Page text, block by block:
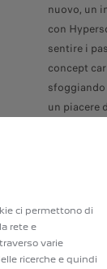
nuovo, un
con
sentire i
concept
un piacere
Per
ci permettono di
rete e
varie
ricerche e quindi